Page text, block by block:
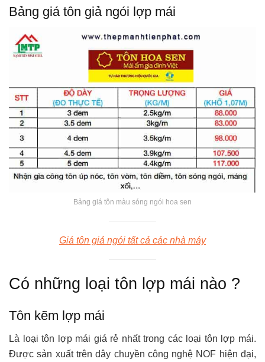
Bảng giá tôn giả ngói lợp mái
Bảng giá tôn màu sóng ngói hoa sen
Giá tôn giả ngói tất cả các nhà máy
Có những loại tôn lợp mái nào ?
Tôn kẽm lợp mái
Là loại tôn lợp mái giá rẻ nhất trong các loại tôn lợp mái.
Được sản xuất trên dây chuyền công nghệ NOF hiện đại,